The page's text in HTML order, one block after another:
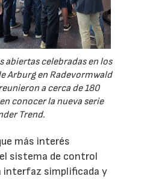
abiertas celebradas en los
Arburg en Radevormwald
a cerca de 180
conocer la nueva serie
Trend.
más interés
sistema de control
interfaz simplificada y